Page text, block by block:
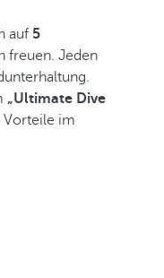
auf 5
freuen. Jeden
„Ultimate Dive
Vorteile im